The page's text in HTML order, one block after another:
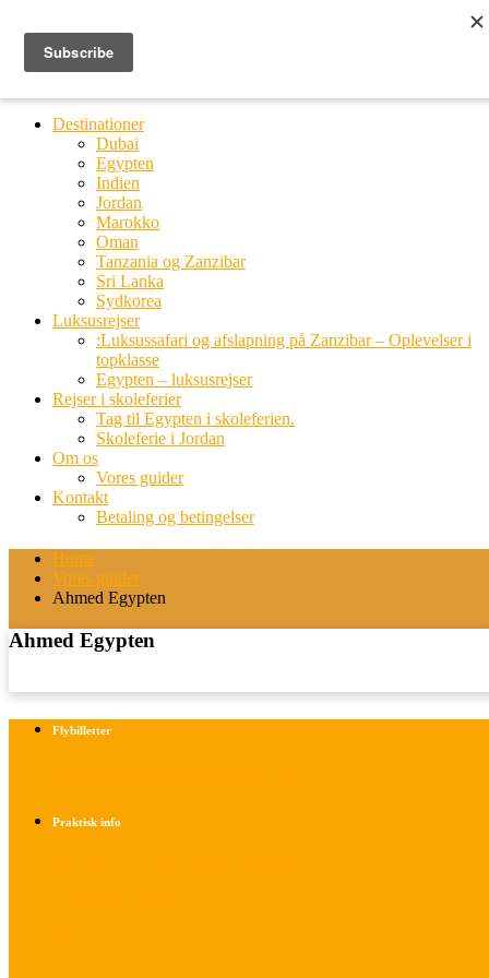
Ring til os
20 66 03 08
Destinationer
Dubai
Egypten
Indien
Jordan
Marokko
Oman
Tanzania og Zanzibar
Sri Lanka
Sydkorea
Luksusrejser
:Luksussafari og afslapning på Zanzibar – Oplevelser i
topklasse
Egypten – luksusrejser
Rejser i skoleferier
Tag til Egypten i skoleferien.
Skoleferie i Jordan
Om os
Vores guider
Kontakt
Betaling og betingelser
Home
Vores guider
Ahmed Egypten
Ahmed Egypten
Flybilletter
Praktisk info